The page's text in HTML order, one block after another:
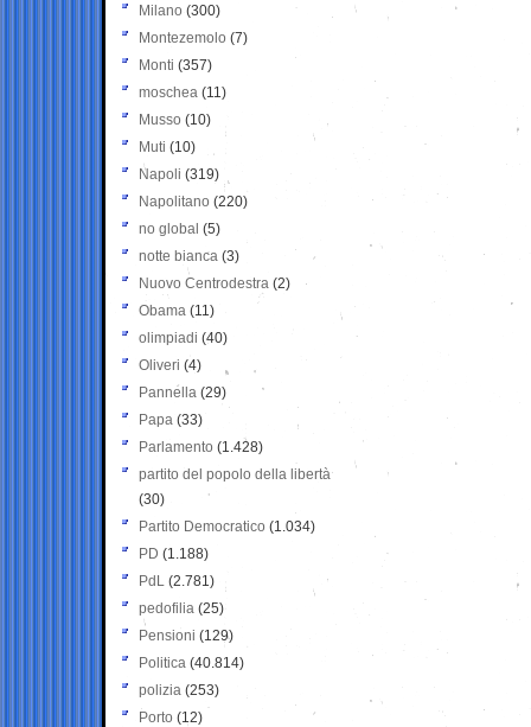
Milano (300)
Montezemolo (7)
Monti (357)
moschea (11)
Musso (10)
Muti (10)
Napoli (319)
Napolitano (220)
no global (5)
notte bianca (3)
Nuovo Centrodestra (2)
Obama (11)
olimpiadi (40)
Oliveri (4)
Pannella (29)
Papa (33)
Parlamento (1.428)
partito del popolo della libertà
(30)
Partito Democratico (1.034)
PD (1.188)
PdL (2.781)
pedofilia (25)
Pensioni (129)
Politica (40.814)
polizia (253)
Porto (12)